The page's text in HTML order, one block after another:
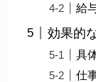
給
効果的
具
仕